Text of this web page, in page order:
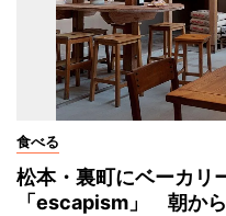
食べる
松本・裏町にベーカリ
「escapism」 朝か